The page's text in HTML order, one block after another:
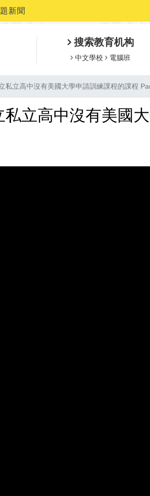
新聞
搜索教育机构
中文學校 電腦班
私立高中沒有美國大學申請訓練課程的課程
立高中沒有美國